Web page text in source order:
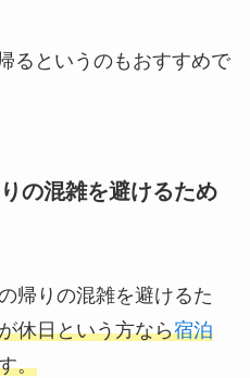
るというのもおすすめで
の混雑を避けるため
帰りの混雑を避けるた
休日という方なら宿泊
。